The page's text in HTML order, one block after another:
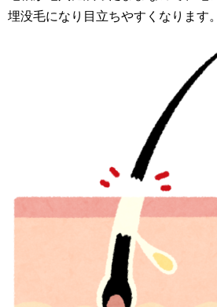
埋没毛になり目立ちやすくなります。